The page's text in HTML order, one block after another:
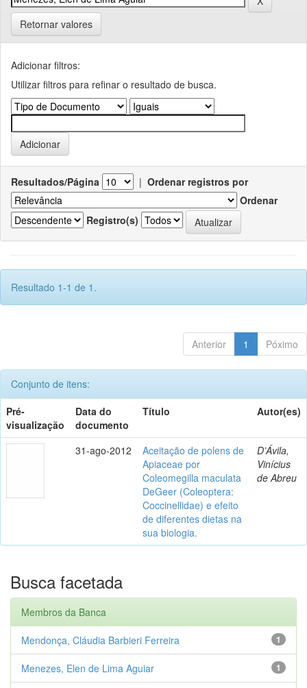
Retornar valores
Adicionar filtros:
Utilizar filtros para refinar o resultado de busca.
Resultados/Página | Ordenar registros por
Ordenar
Registro(s)
Resultado 1-1 de 1.
Anterior 1 Póximo
Conjunto de itens:
Pré-
visualização
Data do
documento
Título Autor(es)
31-ago-2012
Aceitação de polens de
Apiaceae por
Coleomegilla maculata
DeGeer (Coleoptera:
Coccinellidae) e efeito
de diferentes dietas na
sua biologia.
D’Ávila,
Vinícius
de Abreu
Busca facetada
Membros da Banca
1
Mendonça, Cláudia Barbieri Ferreira
1
Menezes, Elen de Lima Aguiar